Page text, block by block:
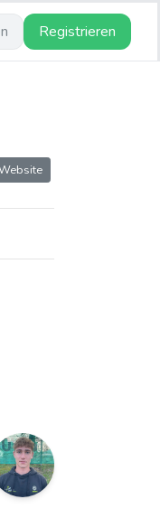
Registrieren